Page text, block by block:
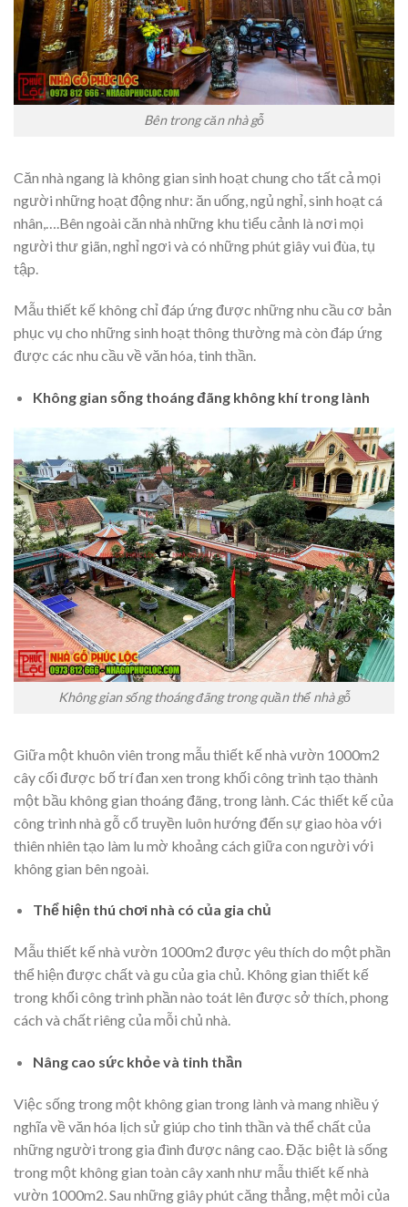
Bên trong căn nhà gỗ
Căn nhà ngang là không gian sinh hoạt chung cho tất cả mọi
người những hoạt động như: ăn uống, ngủ nghỉ, sinh hoạt cá
nhân,….Bên ngoài căn nhà những khu tiểu cảnh là nơi mọi
người thư giãn, nghỉ ngơi và có những phút giây vui đùa, tụ
tập.
Mẫu thiết kế không chỉ đáp ứng được những nhu cầu cơ bản
phục vụ cho những sinh hoạt thông thường mà còn đáp ứng
được các nhu cầu về văn hóa, tinh thần.
Không gian sống thoáng đãng không khí trong lành
Không gian sống thoáng đãng trong quần thể nhà gỗ
Giữa một khuôn viên trong mẫu thiết kế nhà vườn 1000m2
cây cối được bố trí đan xen trong khối công trình tạo thành
một bầu không gian thoáng đãng, trong lành. Các thiết kế của
công trình nhà gỗ cổ truyền luôn hướng đến sự giao hòa với
thiên nhiên tạo làm lu mờ khoảng cách giữa con người với
không gian bên ngoài.
Thể hiện thú chơi nhà có của gia chủ
Mẫu thiết kế nhà vườn 1000m2 được yêu thích do một phần
thể hiện được chất và gu của gia chủ. Không gian thiết kế
trong khối công trình phần nào toát lên được sở thích, phong
cách và chất riêng của mỗi chủ nhà.
Nâng cao sức khỏe và tinh thần
Việc sống trong một không gian trong lành và mang nhiều ý
nghĩa về văn hóa lịch sử giúp cho tinh thần và thể chất của
những người trong gia đình được nâng cao. Đặc biệt là sống
trong một không gian toàn cây xanh như mẫu thiết kế nhà
vườn 1000m2. Sau những giây phút căng thẳng, mệt mỏi của